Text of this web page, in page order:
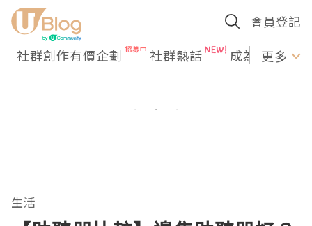
會員登記
社群創作有價企劃 社群熱話 成為U更多
生活